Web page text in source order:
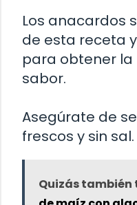
Los anacardos
de esta receta
para obtener
sabor.
Asegúrate de
frescos y sin sal.
Quizás también